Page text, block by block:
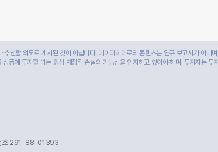
천할 의도로 게시된 것이 아닙니다. 데이터히어로의 콘텐츠는 연구 보고서가 아니
품에 투자할 때는 항상 재정적 손실의 가능성을 인지하고 있어야 하며, 투자자는
호 291-88-01393